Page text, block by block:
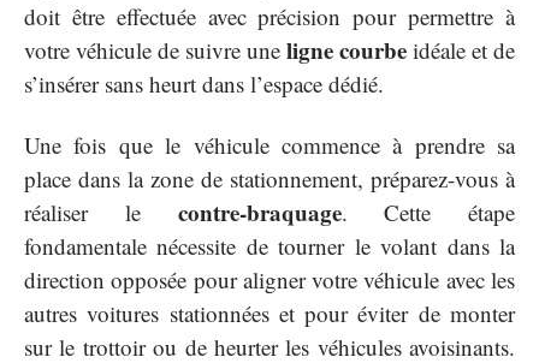
doit être effectuée avec précision pour permettre à
votre véhicule de suivre une ligne courbe idéale et de
s’insérer sans heurt dans l’espace dédié.
Une fois que le véhicule commence à prendre sa
place dans la zone de stationnement, préparez-vous à
réaliser le contre-braquage. Cette étape
fondamentale nécessite de tourner le volant dans la
direction opposée pour aligner votre véhicule avec les
autres voitures stationnées et pour éviter de monter
sur le trottoir ou de heurter les véhicules avoisinants.